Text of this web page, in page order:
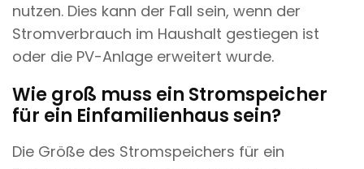
nutzen. Dies kann der Fall sein, wenn der
Stromverbrauch im Haushalt gestiegen ist
oder die PV-Anlage erweitert wurde.
Wie groß muss ein Stromspeicher
für ein Einfamilienhaus sein?
Die Größe des Stromspeichers für ein